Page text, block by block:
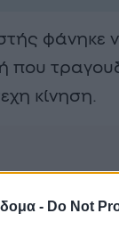
- Do Not
φάνηκε
που
κίνηση.